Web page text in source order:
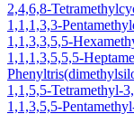
2,4,6,8-
1,1,1,3,3-
1,1,3,3,5,5-
1,1,1,3,5,5,5-
1,1,5,5-Tetramethyl-
1,1,3,5,5-